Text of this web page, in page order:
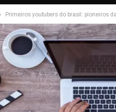
Primeiros youtubers do brasil: pioneiros